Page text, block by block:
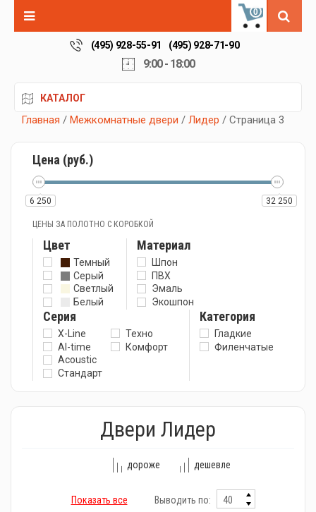
0
(495) 928-55-91 (495) 928-71-90
9:00 - 18:00
КАТАЛОГ
Главная / Межкомнатные двери / Лидер / Страница 3
Цена (руб.)
6 250 32 250
ЦЕНЫ ЗА ПОЛОТНО С КОРОБКОЙ
Цвет
Темный
Серый
Светлый
Белый
Материал
Шпон
ПВХ
Эмаль
Экошпон
Серия
X-Line
Al-time
Acoustic
Стандарт
Техно
Комфорт
Категория
Гладкие
Филенчатые
Двери Лидер
дороже дешевле
Показать все Выводить по: